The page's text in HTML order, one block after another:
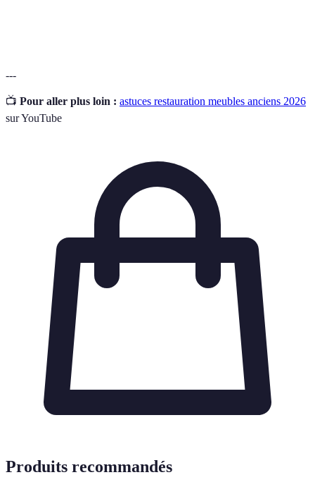
---
📺 Pour aller plus loin : astuces restauration meubles anciens 2026
sur YouTube
Produits recommandés